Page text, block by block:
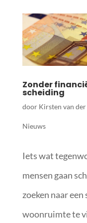
Zonder
scheiding
door Kirsten van
Nieuws
Iets wat
mensen gaan
zoeken naar
woonruimte te